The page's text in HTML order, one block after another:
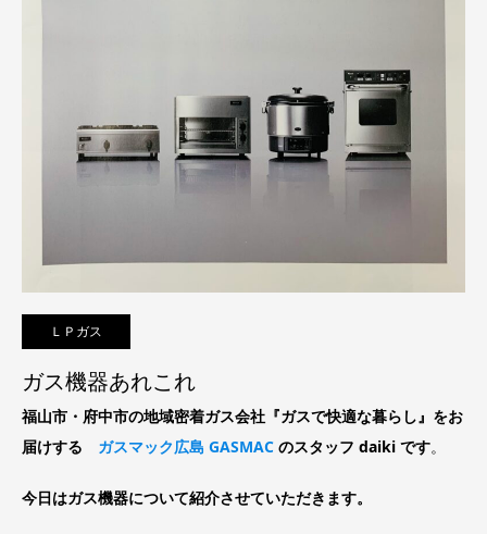
ＬＰガス
ガス機器あれこれ
福山市・府中市の地域密着ガス会社『ガスで快適な暮らし』をお
届けする ガスマック広島 GASMAC のスタッフ daiki です。
今日はガス機器について紹介させていただきます。